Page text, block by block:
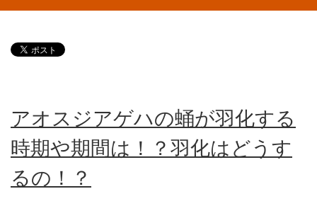
アオスジアゲハの蛹が羽化する
時期や期間は！？羽化はどうす
るの！？